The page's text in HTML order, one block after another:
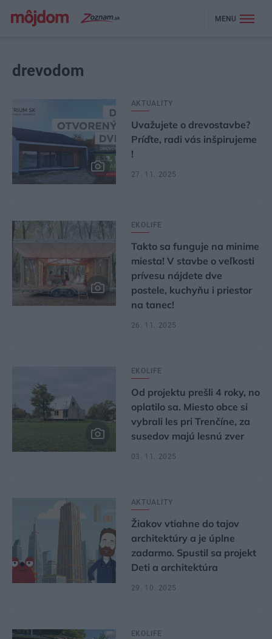
MENU
drevodom
AKTUALITY
Uvažujete o drevostavbe?
Príďte, radi vás inšpirujeme
!
27. 11. 2025
EKOLIFE
Takto sa funguje na minime
miesta! V stavbe o veľkosti
prívesu nájdete dve
postele, kuchyňu i priestor
na tanec!
26. 11. 2025
EKOLIFE
Od projektu prešli 4 roky, no
oplatilo sa. Miesto obce si
vybrali les pri Trenčíne, za
susedov majú lesnú zver
03. 11. 2025
AKTUALITY
Žiakov vtiahne do tajov
architektúry a je úplne
zadarmo. Spustil sa projekt
Deti a architektúra
29. 10. 2025
EKOLIFE